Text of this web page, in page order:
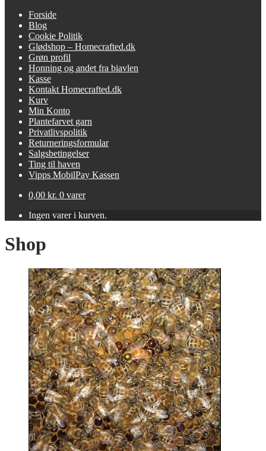
Forside
Blog
Cookie Politik
Glødshop – Homecrafted.dk
Grøn profil
Honning og andet fra biavlen
Kasse
Kontakt Homecrafted.dk
Kurv
Min Konto
Plantefarvet garn
Privatlivspolitik
Returneringsformular
Salgsbetingelser
Ting til haven
Vipps MobilPay Kassen
0,00 kr. 0 varer
Ingen varer i kurven.
Shop